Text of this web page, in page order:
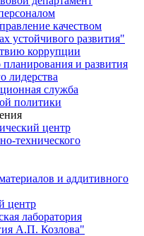
качеством
устойчивого развития"
коррупции
планирования и развития
лидерства
служба
политики
центр
технического
и аддитивного
центр
лаборатория
А.П. Козлова"